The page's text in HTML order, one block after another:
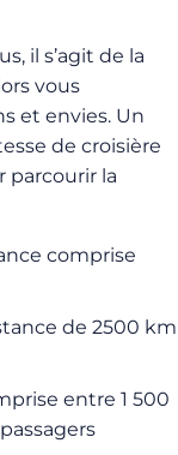
il s’agit de la
vous
et envies. Un
de croisière
parcourir la
comprise
de 2500 km
entre 1 500